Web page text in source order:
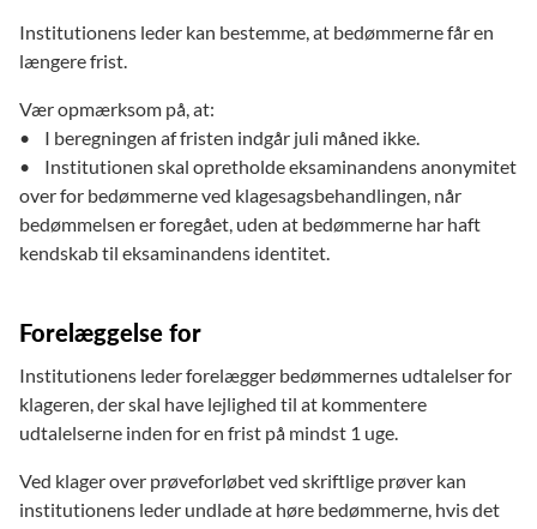
Institutionens leder kan bestemme, at bedømmerne får en
længere frist.
Vær opmærksom på, at:
• I beregningen af fristen indgår juli måned ikke.
• Institutionen skal opretholde eksaminandens anonymitet
over for bedømmerne ved klagesagsbehandlingen, når
bedømmelsen er foregået, uden at bedømmerne har haft
kendskab til eksaminandens identitet.
Forelæggelse for
Institutionens leder forelægger bedømmernes udtalelser for
klageren, der skal have lejlighed til at kommentere
udtalelserne inden for en frist på mindst 1 uge.
Ved klager over prøveforløbet ved skriftlige prøver kan
institutionens leder undlade at høre bedømmerne, hvis det